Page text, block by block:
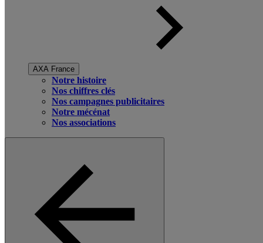
AXA France
Notre histoire
Nos chiffres clés
Nos campagnes publicitaires
Notre mécénat
Nos associations